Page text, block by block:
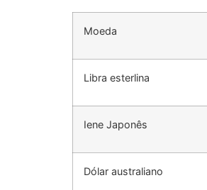
Moeda
Libra esterlina
Iene Japonês
Dólar australiano